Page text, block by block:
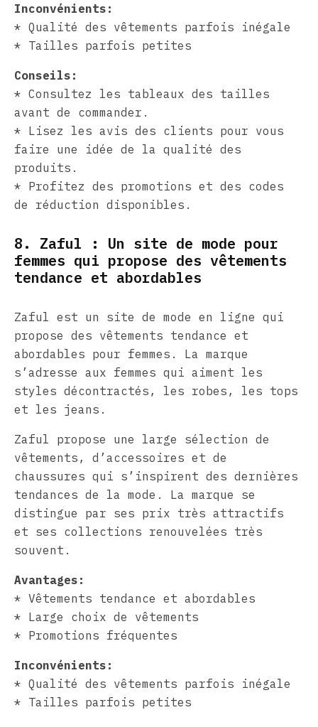
Inconvénients:
* Qualité des vêtements parfois inégale
* Tailles parfois petites
Conseils:
* Consultez les tableaux des tailles
avant de commander.
* Lisez les avis des clients pour vous
faire une idée de la qualité des
produits.
* Profitez des promotions et des codes
de réduction disponibles.
8. Zaful : Un site de mode pour
femmes qui propose des vêtements
tendance et abordables
Zaful est un site de mode en ligne qui
propose des vêtements tendance et
abordables pour femmes. La marque
s’adresse aux femmes qui aiment les
styles décontractés, les robes, les tops
et les jeans.
Zaful propose une large sélection de
vêtements, d’accessoires et de
chaussures qui s’inspirent des dernières
tendances de la mode. La marque se
distingue par ses prix très attractifs
et ses collections renouvelées très
souvent.
Avantages:
* Vêtements tendance et abordables
* Large choix de vêtements
* Promotions fréquentes
Inconvénients:
* Qualité des vêtements parfois inégale
* Tailles parfois petites